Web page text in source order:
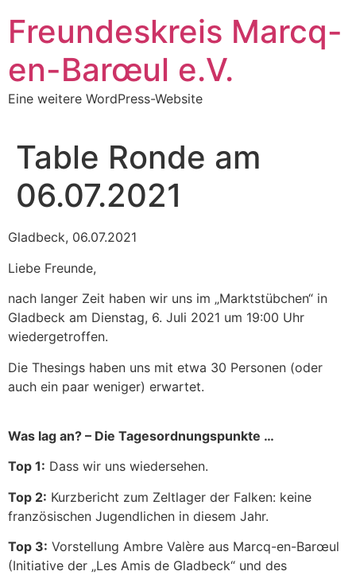
Inhalt
springen
Freundeskreis Marcq-
en-Barœul e.V.
Eine weitere WordPress-Website
Table Ronde am
06.07.2021
Gladbeck, 06.07.2021
Liebe Freunde,
nach langer Zeit haben wir uns im „Marktstübchen“ in
Gladbeck am Dienstag, 6. Juli 2021 um 19:00 Uhr
wiedergetroffen.
Die Thesings haben uns mit etwa 30 Personen (oder
auch ein paar weniger) erwartet.
Was lag an? – Die Tagesordnungspunkte …
Top 1: Dass wir uns wiedersehen.
Top 2: Kurzbericht zum Zeltlager der Falken: keine
französischen Jugendlichen in diesem Jahr.
Top 3: Vorstellung Ambre Valère aus Marcq-en-Barœul
(Initiative der „Les Amis de Gladbeck“ und des